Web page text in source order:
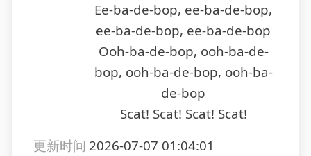
Ee-ba-de-bop, ee-ba-de-bop,
ee-ba-de-bop, ee-ba-de-bop
Ooh-ba-de-bop, ooh-ba-de-
bop, ooh-ba-de-bop, ooh-ba-
de-bop
Scat! Scat! Scat! Scat!
更新时间 2026-07-07 01:04:01